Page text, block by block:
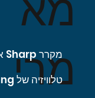
מרי
מקרר Sharp או Samsung?
טלוויזיה של Samsung או LG?